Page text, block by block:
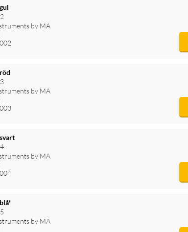
by MA
by MA
by MA
by MA